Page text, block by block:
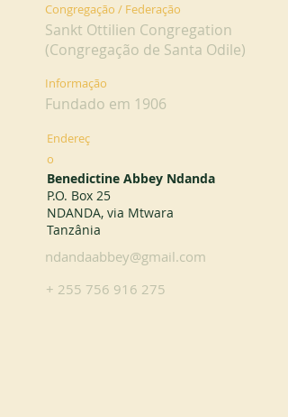
Congregação / Federação
Sankt Ottilien Congregation
(Congregação de Santa Odile)
Informação
Fundado em 1906
Endereç
o
Benedictine Abbey Ndanda
P.O. Box 25
NDANDA, via Mtwara
Tanzânia
ndandaabbey@gmail.com
+ 255 756 916 275